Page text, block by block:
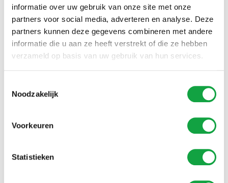
informatie over uw gebruik van onze site met onze
partners voor social media, adverteren en analyse. Deze
partners kunnen deze gegevens combineren met andere
informatie die u aan ze heeft verstrekt of die ze hebben
verzameld op basis van uw gebruik van hun services.
Noodzakelijk
Voorkeuren
Statistieken
kun je ons een e-mail sturen via
info@perspectief.net. We doen ons
best om zo snel mogelijk te reageren,
zodat je snel geholpen wordt.
terugformulier
om het formulier in te vullen en je